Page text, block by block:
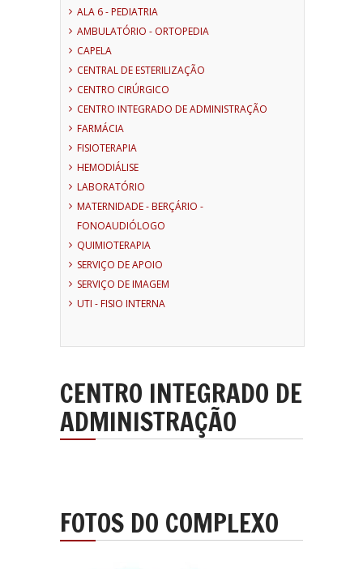
ALA 6 - PEDIATRIA
AMBULATÓRIO - ORTOPEDIA
CAPELA
CENTRAL DE ESTERILIZAÇÃO
CENTRO CIRÚRGICO
CENTRO INTEGRADO DE ADMINISTRAÇÃO
FARMÁCIA
FISIOTERAPIA
HEMODIÁLISE
LABORATÓRIO
MATERNIDADE - BERÇÁRIO -
FONOAUDIÓLOGO
QUIMIOTERAPIA
SERVIÇO DE APOIO
SERVIÇO DE IMAGEM
UTI - FISIO INTERNA
CENTRO INTEGRADO DE
ADMINISTRAÇÃO
FOTOS DO COMPLEXO